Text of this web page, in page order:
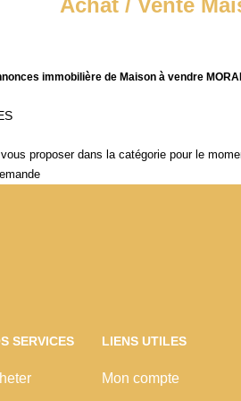
Achat / Vente
immobilière de Maison à vendre
proposer dans la catégorie pour le
SERVICES LIENS UTILES
Mon compte